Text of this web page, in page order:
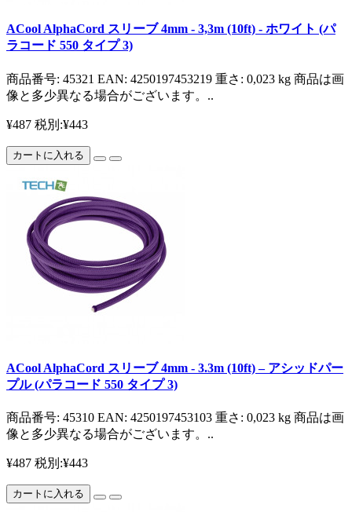
ACool AlphaCord スリーブ 4mm - 3,3m (10ft) - ホワイト (パ
ラコード 550 タイプ 3)
商品番号: 45321 EAN: 4250197453219 重さ: 0,023 kg 商品は画
像と多少異なる場合がございます。..
¥487 税別:¥443
カートに入れる
ACool AlphaCord スリーブ 4mm - 3.3m (10ft) – アシッドパー
プル (パラコード 550 タイプ 3)
商品番号: 45310 EAN: 4250197453103 重さ: 0,023 kg 商品は画
像と多少異なる場合がございます。..
¥487 税別:¥443
カートに入れる